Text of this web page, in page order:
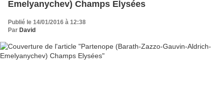
Emelyanychev) Champs Elysées
Publié le 14/01/2016 à 12:38
Par David